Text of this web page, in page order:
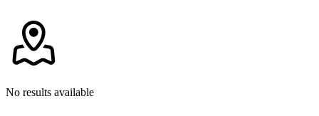
No results available